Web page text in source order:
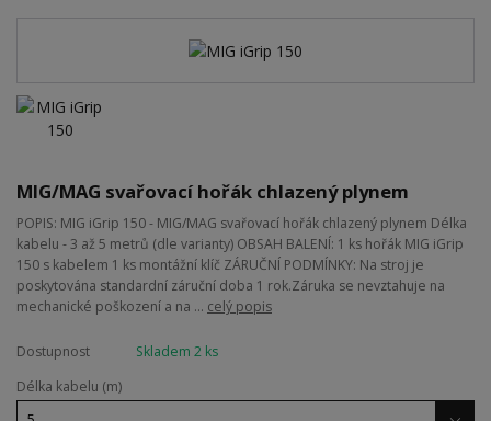
MIG/MAG svařovací hořák chlazený plynem
POPIS: MIG iGrip 150 - MIG/MAG svařovací hořák chlazený plynem Délka
kabelu - 3 až 5 metrů (dle varianty) OBSAH BALENÍ: 1 ks hořák MIG iGrip
150 s kabelem 1 ks montážní klíč ZÁRUČNÍ PODMÍNKY: Na stroj je
poskytována standardní záruční doba 1 rok.Záruka se nevztahuje na
mechanické poškození a na ... celý popis
Dostupnost
Skladem 2 ks
Délka kabelu (m)